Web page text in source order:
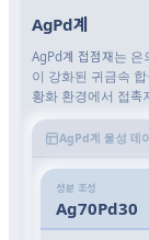
AgPd계
AgPd계 접점재는
이 강화된 귀금속
황화 환경에서 접촉
AgPd계 물성 데
성분 조성
Ag70Pd30